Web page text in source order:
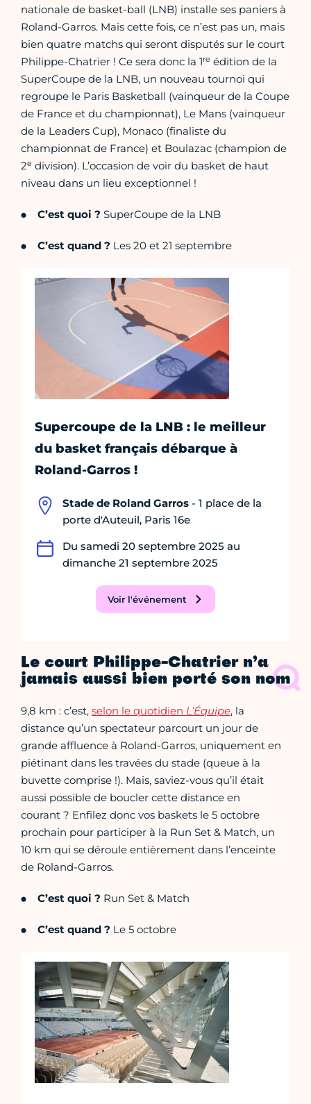
nationale de basket-ball (LNB) installe ses paniers à
Roland-Garros. Mais cette fois, ce n’est pas un, mais
bien quatre matchs qui seront disputés sur le court
Philippe-Chatrier ! Ce sera donc la 1re édition de la
SuperCoupe de la LNB, un nouveau tournoi qui
regroupe le Paris Basketball (vainqueur de la Coupe
de France et du championnat), Le Mans (vainqueur
de la Leaders Cup), Monaco (finaliste du
championnat de France) et Boulazac (champion de
2e division). L’occasion de voir du basket de haut
niveau dans un lieu exceptionnel !
C’est quoi ? SuperCoupe de la LNB
C’est quand ? Les 20 et 21 septembre
Supercoupe de la LNB : le meilleur
du basket français débarque à
Roland-Garros !
Stade de Roland Garros - 1 place de la
porte d'Auteuil, Paris 16e
Du samedi 20 septembre 2025 au
dimanche 21 septembre 2025
Voir l'événement
Le court Philippe-Chatrier n’a
jamais aussi bien porté son nom
9,8 km : c’est, selon le quotidien L’Équipe, la
distance qu’un spectateur parcourt un jour de
grande affluence à Roland-Garros, uniquement en
piétinant dans les travées du stade (queue à la
buvette comprise !). Mais, saviez-vous qu’il était
aussi possible de boucler cette distance en
courant ? Enfilez donc vos baskets le 5 octobre
prochain pour participer à la Run Set & Match, un
10 km qui se déroule entièrement dans l’enceinte
de Roland-Garros.
C’est quoi ? Run Set & Match
C’est quand ? Le 5 octobre